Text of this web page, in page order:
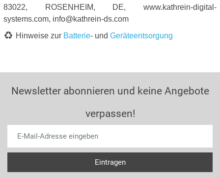
83022, ROSENHEIM, DE, www.kathrein-digital-
systems.com, info@kathrein-ds.com
Hinweise zur Batterie- und Geräteentsorgung
Newsletter abonnieren und keine Angebote
verpassen!